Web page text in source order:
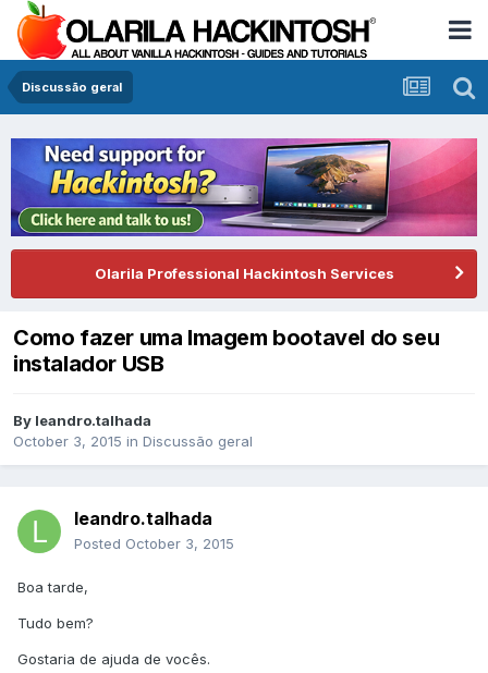
Discussão geral
Olarila Professional Hackintosh Services
Como fazer uma Imagem bootavel do seu
instalador USB
By leandro.talhada
October 3, 2015 in Discussão geral
leandro.talhada
Posted October 3, 2015
Boa tarde,
Tudo bem?
Gostaria de ajuda de vocês.